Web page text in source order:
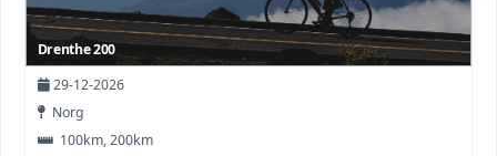
Drenthe 200
29-12-2026
Norg
100km, 200km